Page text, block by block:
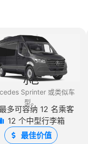
小巴
Sprinter或类似车
型。
多可容纳 12 名乘客
12 个中型行李箱
最佳价值